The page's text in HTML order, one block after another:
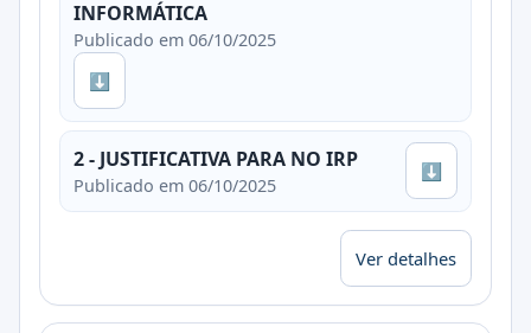
INFORMÁTICA
Publicado em 06/10/2025
⬇
2 - JUSTIFICATIVA PARA NO IRP
Publicado em 06/10/2025
⬇
Ver detalhes